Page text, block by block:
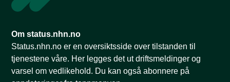
Om status.nhn.no
Status.nhn.no er en oversiktsside over tilstanden til
tjenestene våre. Her legges det ut driftsmeldinger og
varsel om vedlikehold. Du kan også abonnere på